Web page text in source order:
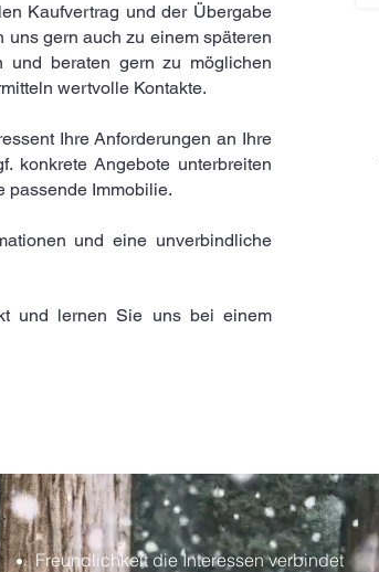
Kaufvertrag und der Übergabe
uns gern auch zu einem späteren
und beraten gern zu möglichen
wertvolle Kontakte.
Ihre Anforderungen an Ihre
konkrete Angebote unterbreiten
passende Immobilie.
und eine unverbindliche
und lernen Sie uns bei einem
Freundlichkeitdie Interessen verbindet